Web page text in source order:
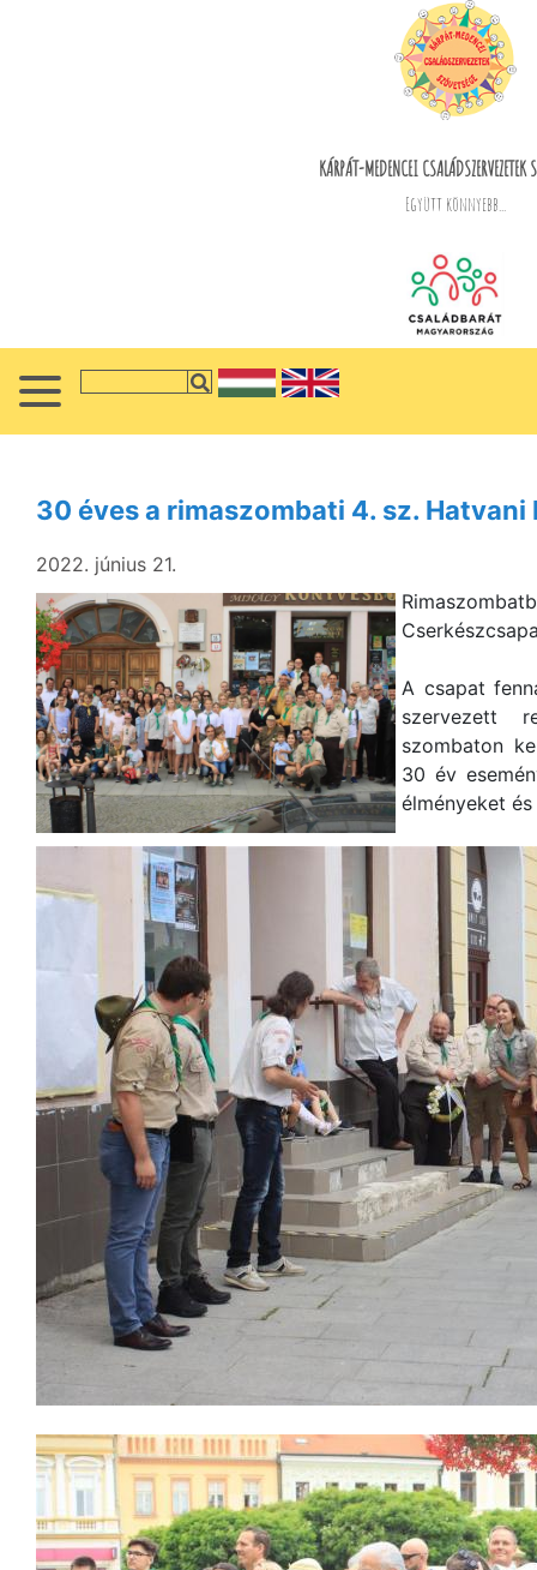
KÁRPÁT-MEDENCEI CSALÁDSZERVEZETEK
Együtt könnyebb...
30 éves a rimaszombati 4. sz.
2022. június 21.
A csapat
szervezett
szombaton
30 év
élményeket